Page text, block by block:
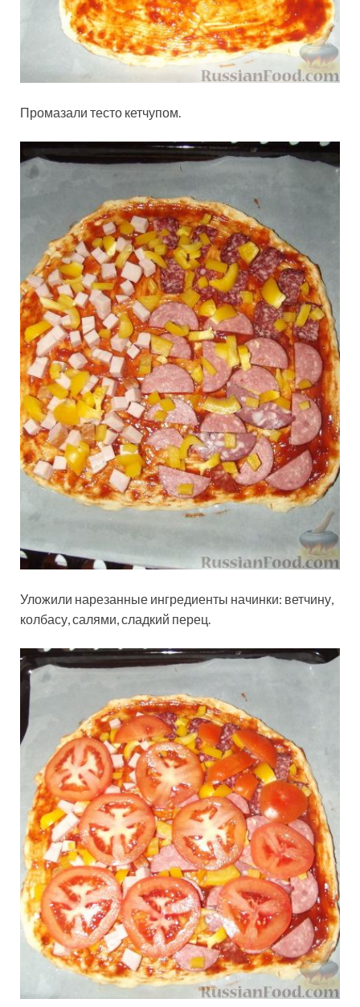
Промазали тесто кетчупом.
Уложили нарезанные ингредиенты начинки: ветчину,
колбасу, салями, сладкий перец.